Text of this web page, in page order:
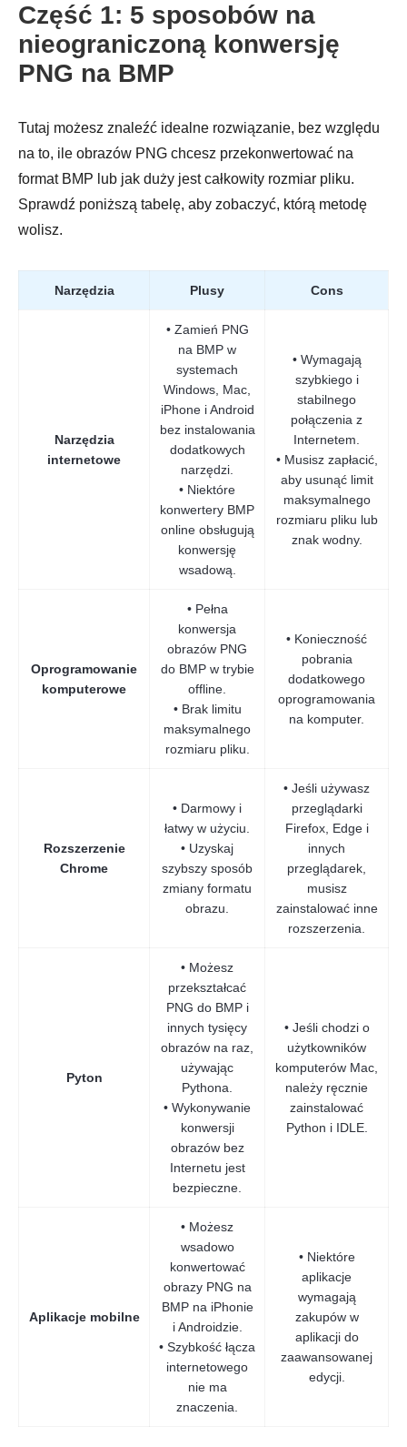
Część 1: 5 sposobów na
nieograniczoną konwersję
PNG na BMP
Tutaj możesz znaleźć idealne rozwiązanie, bez względu
na to, ile obrazów PNG chcesz przekonwertować na
format BMP lub jak duży jest całkowity rozmiar pliku.
Sprawdź poniższą tabelę, aby zobaczyć, którą metodę
wolisz.
Narzędzia Plusy Cons
Narzędzia
internetowe
• Zamień PNG
na BMP w
systemach
Windows, Mac,
iPhone i Android
bez instalowania
dodatkowych
narzędzi.
• Niektóre
konwertery BMP
online obsługują
konwersję
wsadową.
• Wymagają
szybkiego i
stabilnego
połączenia z
Internetem.
• Musisz zapłacić,
aby usunąć limit
maksymalnego
rozmiaru pliku lub
znak wodny.
Oprogramowanie
komputerowe
• Pełna
konwersja
obrazów PNG
do BMP w trybie
offline.
• Brak limitu
maksymalnego
rozmiaru pliku.
• Konieczność
pobrania
dodatkowego
oprogramowania
na komputer.
Rozszerzenie
Chrome
• Darmowy i
łatwy w użyciu.
• Uzyskaj
szybszy sposób
zmiany formatu
obrazu.
• Jeśli używasz
przeglądarki
Firefox, Edge i
innych
przeglądarek,
musisz
zainstalować inne
rozszerzenia.
Pyton
• Możesz
przekształcać
PNG do BMP i
innych tysięcy
obrazów na raz,
używając
Pythona.
• Wykonywanie
konwersji
obrazów bez
Internetu jest
bezpieczne.
• Jeśli chodzi o
użytkowników
komputerów Mac,
należy ręcznie
zainstalować
Python i IDLE.
Aplikacje mobilne
• Możesz
wsadowo
konwertować
obrazy PNG na
BMP na iPhonie
i Androidzie.
• Szybkość łącza
internetowego
nie ma
znaczenia.
• Niektóre
aplikacje
wymagają
zakupów w
aplikacji do
zaawansowanej
edycji.